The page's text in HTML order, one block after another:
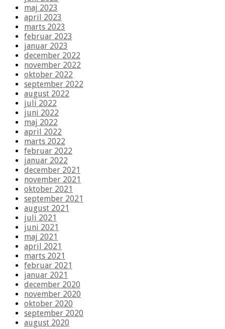
maj 2023
april 2023
marts 2023
februar 2023
januar 2023
december 2022
november 2022
oktober 2022
september 2022
august 2022
juli 2022
juni 2022
maj 2022
april 2022
marts 2022
februar 2022
januar 2022
december 2021
november 2021
oktober 2021
september 2021
august 2021
juli 2021
juni 2021
maj 2021
april 2021
marts 2021
februar 2021
januar 2021
december 2020
november 2020
oktober 2020
september 2020
august 2020